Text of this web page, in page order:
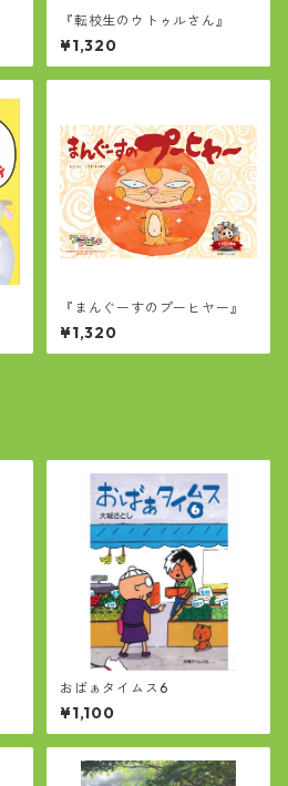
『転校生のウトゥルさん』
¥1,320
『まんぐーすのプーヒヤー』
¥1,320
おばぁタイムス6
¥1,100